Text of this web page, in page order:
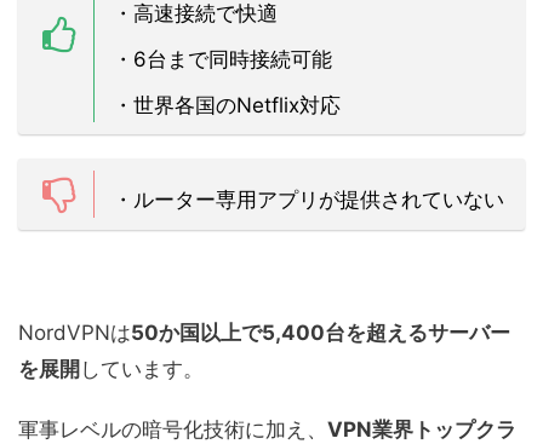
・高速接続で快適
・6台まで同時接続可能
・世界各国のNetflix対応
・ルーター専用アプリが提供されていない
NordVPNは50か国以上で5,400台を超えるサーバー
を展開 しています。
軍事レベルの暗号化技術に加え、 VPN業界トップクラ